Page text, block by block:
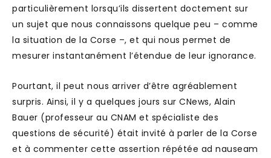
particulièrement lorsqu’ils dissertent doctement sur
un sujet que nous connaissons quelque peu – comme
la situation de la Corse –, et qui nous permet de
mesurer instantanément l’étendue de leur ignorance.
Pourtant, il peut nous arriver d’être agréablement
surpris. Ainsi, il y a quelques jours sur CNews, Alain
Bauer (professeur au CNAM et spécialiste des
questions de sécurité) était invité à parler de la Corse
et à commenter cette assertion répétée ad nauseam